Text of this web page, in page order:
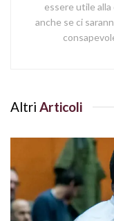
essere utile
anche se ci
Altri Articoli